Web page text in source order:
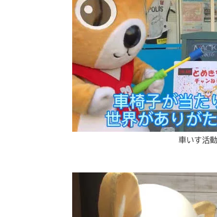
車いす活